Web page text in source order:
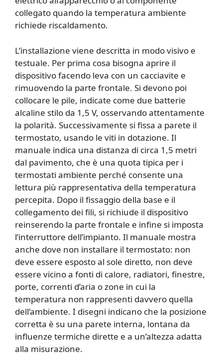
collegato quando la temperatura ambiente
richiede riscaldamento.
L’installazione viene descritta in modo visivo e
testuale. Per prima cosa bisogna aprire il
dispositivo facendo leva con un cacciavite e
rimuovendo la parte frontale. Si devono poi
collocare le pile, indicate come due batterie
alcaline stilo da 1,5 V, osservando attentamente
la polarità. Successivamente si fissa a parete il
termostato, usando le viti in dotazione. Il
manuale indica una distanza di circa 1,5 metri
dal pavimento, che è una quota tipica per i
termostati ambiente perché consente una
lettura più rappresentativa della temperatura
percepita. Dopo il fissaggio della base e il
collegamento dei fili, si richiude il dispositivo
reinserendo la parte frontale e infine si imposta
l’interruttore dell’impianto. Il manuale mostra
anche dove non installare il termostato: non
deve essere esposto al sole diretto, non deve
essere vicino a fonti di calore, radiatori, finestre,
porte, correnti d’aria o zone in cui la
temperatura non rappresenti davvero quella
dell’ambiente. I disegni indicano che la posizione
corretta è su una parete interna, lontana da
influenze termiche dirette e a un’altezza adatta
alla misurazione.